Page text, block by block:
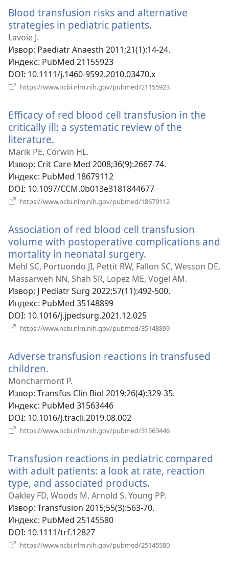
Blood transfusion risks and alternative
strategies in pediatric patients.
прозор)
Lavoie J.
Извор‎: Paediatr Anaesth 2011;21(1):14-24.
Индекс‎: PubMed 21155923
DOI‎: 10.1111/j.1460-9592.2010.03470.x
https://www.ncbi.nlm.nih.gov/pubmed/21155923
Efficacy of red blood cell transfusion in the
critically ill: a systematic review of the
literature.
нови
прозор)
Marik PE, Corwin HL.
Извор‎: Crit Care Med 2008;36(9):2667-74.
Индекс‎: PubMed 18679112
DOI‎: 10.1097/CCM.0b013e3181844677
https://www.ncbi.nlm.nih.gov/pubmed/18679112
Association of red blood cell transfusion
volume with postoperative complications and
mortality in neonatal surgery.
нови
прозор)
Mehl SC, Portuondo JI, Pettit RW, Fallon SC, Wesson DE,
Massarweh NN, Shah SR, Lopez ME, Vogel AM.
Извор‎: J Pediatr Surg 2022;57(11):492-500.
Индекс‎: PubMed 35148899
DOI‎: 10.1016/j.jpedsurg.2021.12.025
https://www.ncbi.nlm.nih.gov/pubmed/35148899
Adverse transfusion reactions in transfused
children.
нови
прозор)
Moncharmont P.
Извор‎: Transfus Clin Biol 2019;26(4):329-35.
Индекс‎: PubMed 31563446
DOI‎: 10.1016/j.tracli.2019.08.002
https://www.ncbi.nlm.nih.gov/pubmed/31563446
Transfusion reactions in pediatric compared
with adult patients: a look at rate, reaction
type, and associated products.
нови
прозор)
Oakley FD, Woods M, Arnold S, Young PP.
Извор‎: Transfusion 2015;55(3):563-70.
Индекс‎: PubMed 25145580
DOI‎: 10.1111/trf.12827
https://www.ncbi.nlm.nih.gov/pubmed/25145580